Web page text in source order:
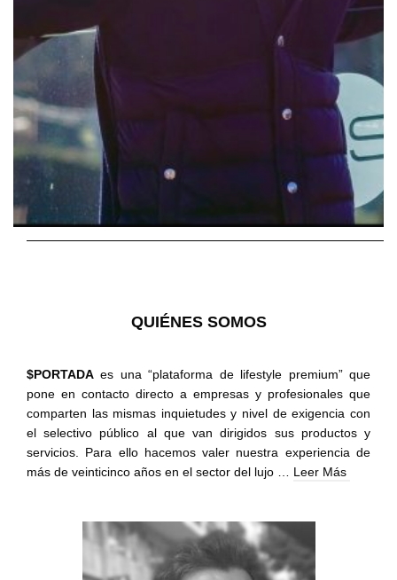
QUIÉNES SOMOS
$PORTADA es una “plataforma de lifestyle premium” que
pone en contacto directo a empresas y profesionales que
comparten las mismas inquietudes y nivel de exigencia con
el selectivo público al que van dirigidos sus productos y
servicios. Para ello hacemos valer nuestra experiencia de
más de veinticinco años en el sector del lujo … Leer Más